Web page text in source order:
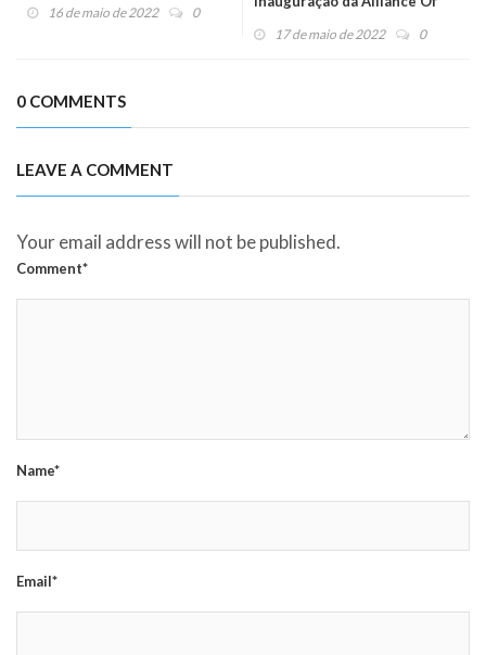
16 de maio de 2022 0
17 de maio de 2022 0
0 COMMENTS
LEAVE A COMMENT
Your email address will not be published.
Comment*
Name*
Email*